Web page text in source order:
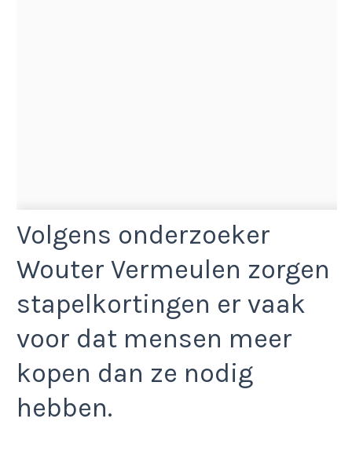
Volgens onderzoeker
Wouter Vermeulen zorgen
stapelkortingen er vaak
voor dat mensen meer
kopen dan ze nodig
hebben.